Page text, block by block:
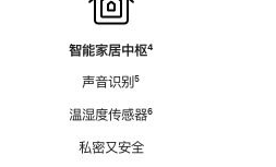
智能家居中枢脚
⁴
声音识别脚
⁵
温湿度传感器脚
⁶
私密又安全